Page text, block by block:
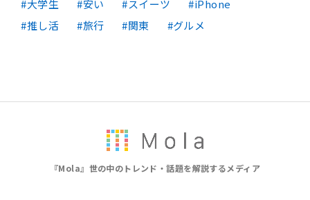
大学生
安い スイーツ
iPhone
推し活
旅行 関東 グルメ
『Mola』世の中のトレンド・話題を解説するメディア